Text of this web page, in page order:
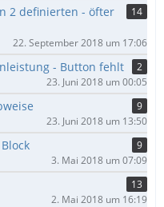
2 definierten - öfter
14
22. September 2018 um 17:06
- Button fehlt
2
23. Juni 2018 um 00:05
9
23. Juni 2018 um 13:50
9
3. Mai 2018 um 07:09
13
2. Mai 2018 um 16:19